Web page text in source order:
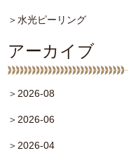
＞水光ピーリング
アーカイブ
＞2026-08
＞2026-06
＞2026-04